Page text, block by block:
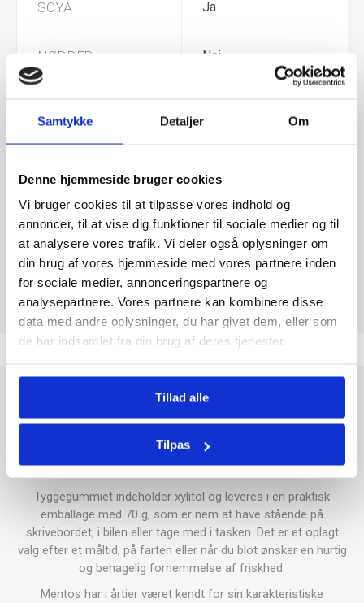
Samtykke Detaljer Om
Denne hjemmeside bruger cookies
Vi bruger cookies til at tilpasse vores indhold og
annoncer, til at vise dig funktioner til sociale medier og til
at analysere vores trafik. Vi deler også oplysninger om
din brug af vores hjemmeside med vores partnere inden
for sociale medier, annonceringspartnere og
analysepartnere. Vores partnere kan kombinere disse
data med andre oplysninger, du har givet dem, eller som
de har indsamlet fra din brug af deres tjenester.
Tillad alle
Tilpas
SOYA Ja
NØDDER Nej
GLUTEN Nej
Tolkode 21069092
Mentos Pure Fresh Mint er sukkerfrit tyggegummi med en
frisk og intens mintsmag. Hvert stykke har en flydende kerne,
hjælper med at bevare den friske smagsoplevelse i længere
tid.
Tyggegummiet indeholder xylitol og leveres i en praktisk
emballage med 70 g, som er nem at have stående på
skrivebordet, i bilen eller tage med i tasken. Det er et oplagt
valg efter et måltid, på farten eller når du blot ønsker en hurtig
og behagelig fornemmelse af friskhed.
Mentos har i årtier været kendt for sin karakteristiske